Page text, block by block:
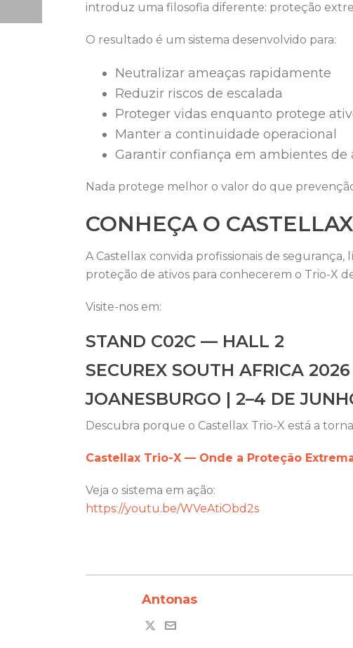
introduz uma filosofia diferente: proteção
O resultado é um sistema desenvolvido para:
Neutralizar ameaças rapidamente
Reduzir riscos de escalada
Proteger vidas enquanto protege
Manter a continuidade operacional
Garantir confiança em ambientes de
Nada protege melhor o valor do que
CONHEÇA O
A Castellax convida profissionais de
proteção de ativos para conhecerem o Trio-X
Visite-nos em:
STAND C02C — HALL 2
SECUREX SOUTH AFRICA 2026
JOANESBURGO | 2–4 DE
Descubra porque o Castellax Trio-X está a
Castellax Trio-X — Onde a Proteção
Veja o sistema em ação:
https://youtu.be/WVeAtiObd2s
Antonas